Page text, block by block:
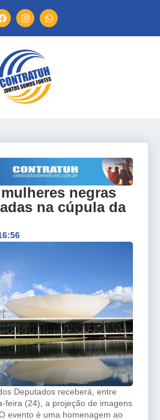
negras
na cúpula da
Deputados receberá, entre
feira (24), a projeção de imagens
evento é uma homenagem ao